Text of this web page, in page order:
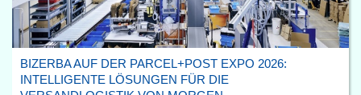
BIZERBA AUF DER PARCEL+POST EXPO 2026:
INTELLIGENTE LÖSUNGEN FÜR DIE